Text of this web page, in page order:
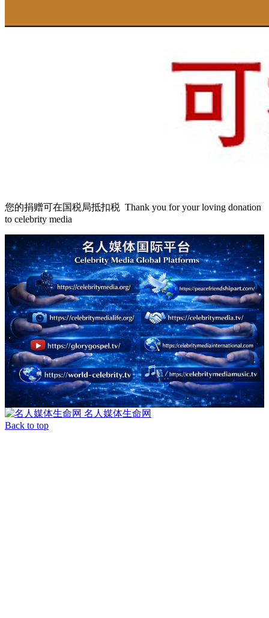
您的捐赠可在国税局抵扣税 Thank you for your loving donation
to celebrity media
名人媒体生命网
Back to top